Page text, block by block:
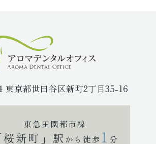
東京都世田谷区新町2丁目35-16
東急田園都市線
桜新町」駅 から徒歩 1 分